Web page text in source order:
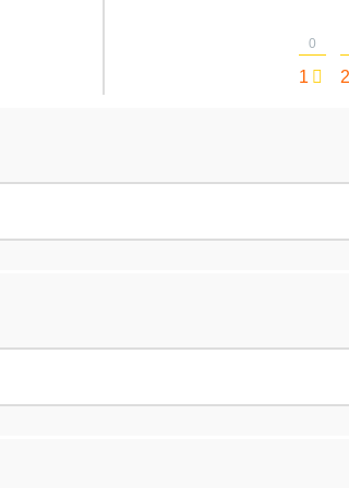
1
0
2